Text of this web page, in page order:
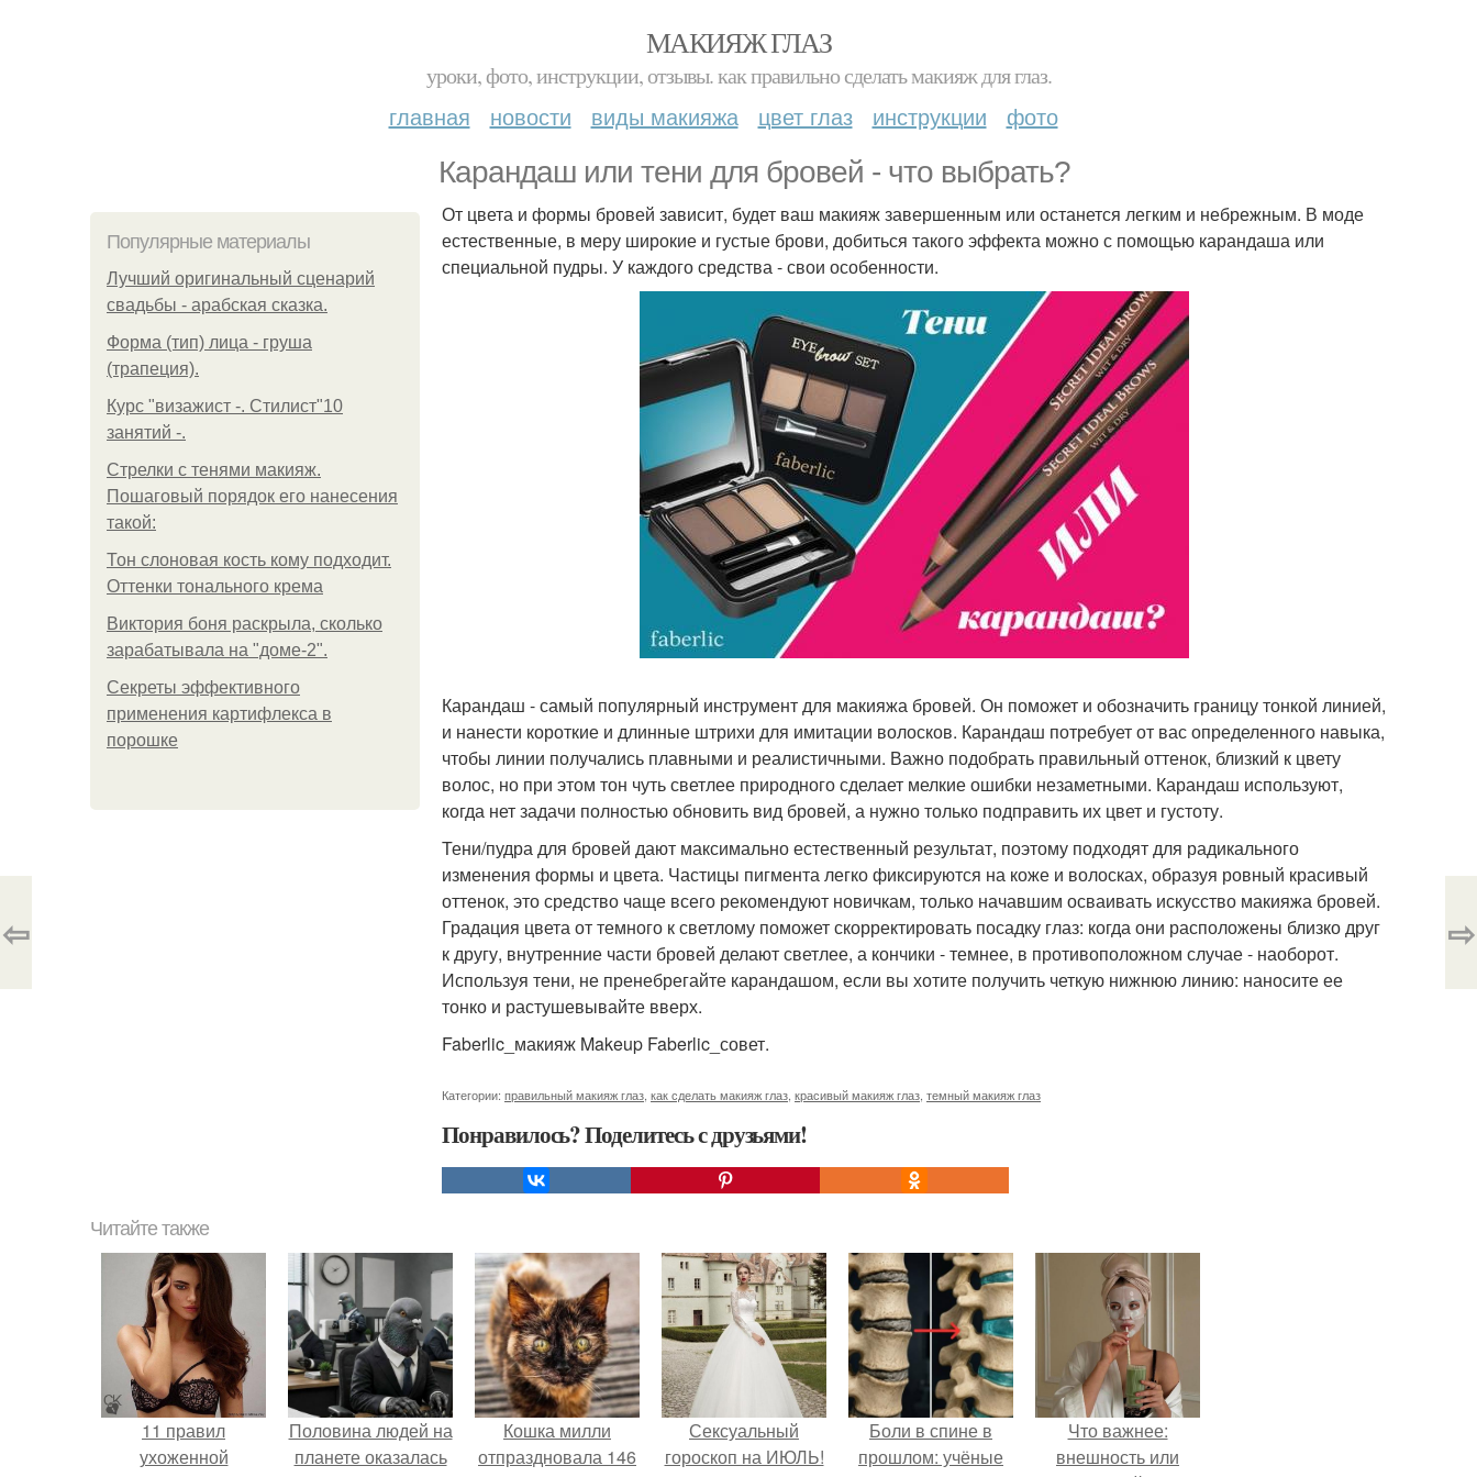
МАКИЯЖ ГЛАЗ
уроки, фото, инструкции, отзывы. как правильно сделать макияж для глаз.
главная новости виды макияжа цвет глаз инструкции фото
Карандаш или тени для бровей - что выбрать?
Популярные материалы
Лучший оригинальный сценарий
свадьбы - арабская сказка.
Форма (тип) лица - груша
(трапеция).
Курс "визажист -. Стилист"10
занятий -.
Стрелки с тенями макияж.
Пошаговый порядок его нанесения
такой:
Тон слоновая кость кому подходит.
Оттенки тонального крема
Виктория боня раскрыла, сколько
зарабатывала на "доме-2".
Секреты эффективного
применения картифлекса в
порошке
От цвета и формы бровей зависит, будет ваш макияж завершенным или останется легким и небрежным. В моде
естественные, в меру широкие и густые брови, добиться такого эффекта можно с помощью карандаша или
специальной пудры. У каждого средства - свои особенности.
Карандаш - самый популярный инструмент для макияжа бровей. Он поможет и обозначить границу тонкой линией,
и нанести короткие и длинные штрихи для имитации волосков. Карандаш потребует от вас определенного навыка,
чтобы линии получались плавными и реалистичными. Важно подобрать правильный оттенок, близкий к цвету
волос, но при этом тон чуть светлее природного сделает мелкие ошибки незаметными. Карандаш используют,
когда нет задачи полностью обновить вид бровей, а нужно только подправить их цвет и густоту.
Тени/пудра для бровей дают максимально естественный результат, поэтому подходят для радикального
изменения формы и цвета. Частицы пигмента легко фиксируются на коже и волосках, образуя ровный красивый
оттенок, это средство чаще всего рекомендуют новичкам, только начавшим осваивать искусство макияжа бровей.
Градация цвета от темного к светлому поможет скорректировать посадку глаз: когда они расположены близко друг
к другу, внутренние части бровей делают светлее, а кончики - темнее, в противоположном случае - наоборот.
Используя тени, не пренебрегайте карандашом, если вы хотите получить четкую нижнюю линию: наносите ее
тонко и растушевывайте вверх.
Faberlic_макияж Makeup Faberlic_совет.
Категории: правильный макияж глаз как сделать макияж глаз красивый макияж глаз темный макияж глаз
Понравилось? Поделитесь с друзьями!
⇦ ⇨
Читайте также
11 правил
ухоженной
Половина людей на
планете оказалась
Кошка милли
отпраздновала 146
Сексуальный
гороскоп на ИЮЛЬ!
Боли в спине в
прошлом: учёные
Что важнее:
внешность или